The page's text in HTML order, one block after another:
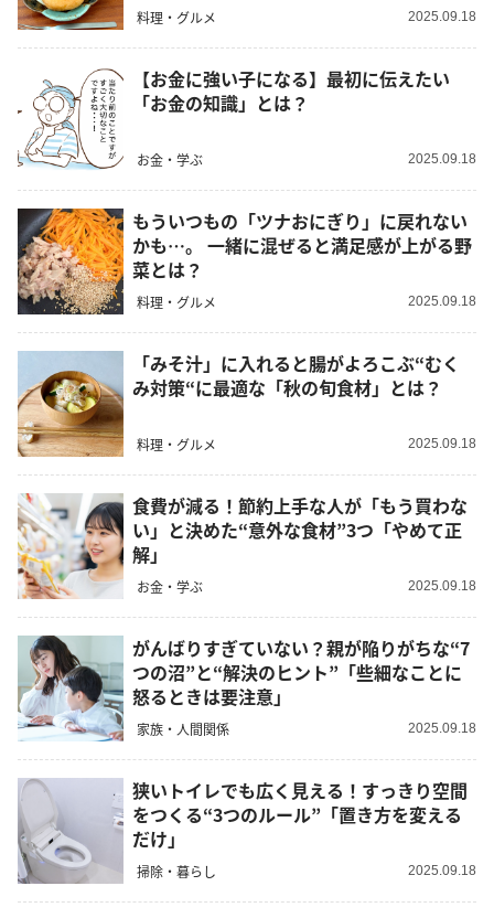
料理・グルメ 2025.09.18
【お金に強い子になる】最初に伝えたい
「お金の知識」とは？
お金・学ぶ 2025.09.18
もういつもの「ツナおにぎり」に戻れない
かも…。 一緒に混ぜると満足感が上がる野
菜とは？
料理・グルメ 2025.09.18
「みそ汁」に入れると腸がよろこぶ“むく
み対策“に最適な「秋の旬食材」とは？
料理・グルメ 2025.09.18
食費が減る！節約上手な人が「もう買わな
い」と決めた“意外な食材”3つ「やめて正
解」
お金・学ぶ 2025.09.18
がんばりすぎていない？親が陥りがちな“7
つの沼”と“解決のヒント”「些細なことに
怒るときは要注意」
家族・人間関係 2025.09.18
狭いトイレでも広く見える！すっきり空間
をつくる“3つのルール”「置き方を変える
だけ」
掃除・暮らし 2025.09.18